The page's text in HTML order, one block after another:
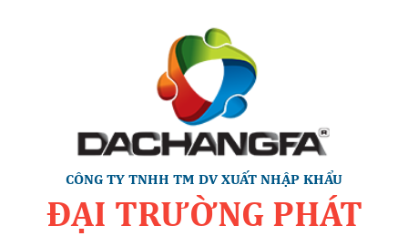
CÔNG TY TNHH TM DV XUẤT NHẬP KHẨU
ĐẠI TRƯỜNG PHÁT